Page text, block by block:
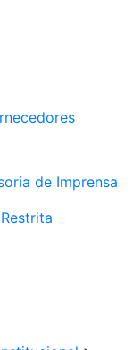
de Imprensa
Restrita